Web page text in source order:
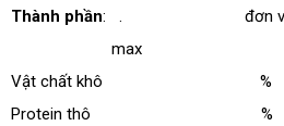
Thành phần: . đơn
max
Vật chất khô
Protein thô